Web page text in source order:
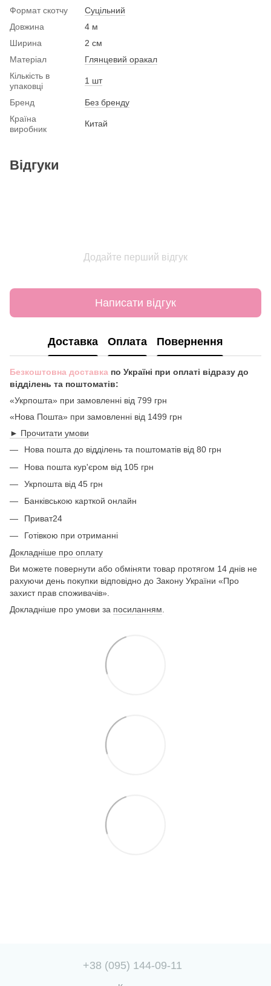
Формат скотчу
Суцільний
Довжина
4 м
Ширина
2 см
Матеріал
Глянцевий оракал
Кількість в
упаковці
1 шт
Бренд
Без бренду
Країна
виробник
Китай
Відгуки
Додайте перший відгук
Написати відгук
Доставка Оплата Повернення
Безкоштовна доставка по Україні при оплаті відразу до
відділень та поштоматів:
«Укрпошта» при замовленні від 799 грн
«Нова Пошта» при замовленні від 1499 грн
► Прочитати умови
Нова пошта до відділень та поштоматів від 80 грн
Нова пошта кур'єром від 105 грн
Укрпошта від 45 грн
Банківською карткой онлайн
Приват24
Готівкою при отриманні
Докладніше про оплату
Ви можете повернути або обміняти товар протягом 14 днів не
рахуючи день покупки відповідно до Закону України «Про
захист прав споживачів».
Докладніше про умови за посиланням.
+38 (095) 144-09-11